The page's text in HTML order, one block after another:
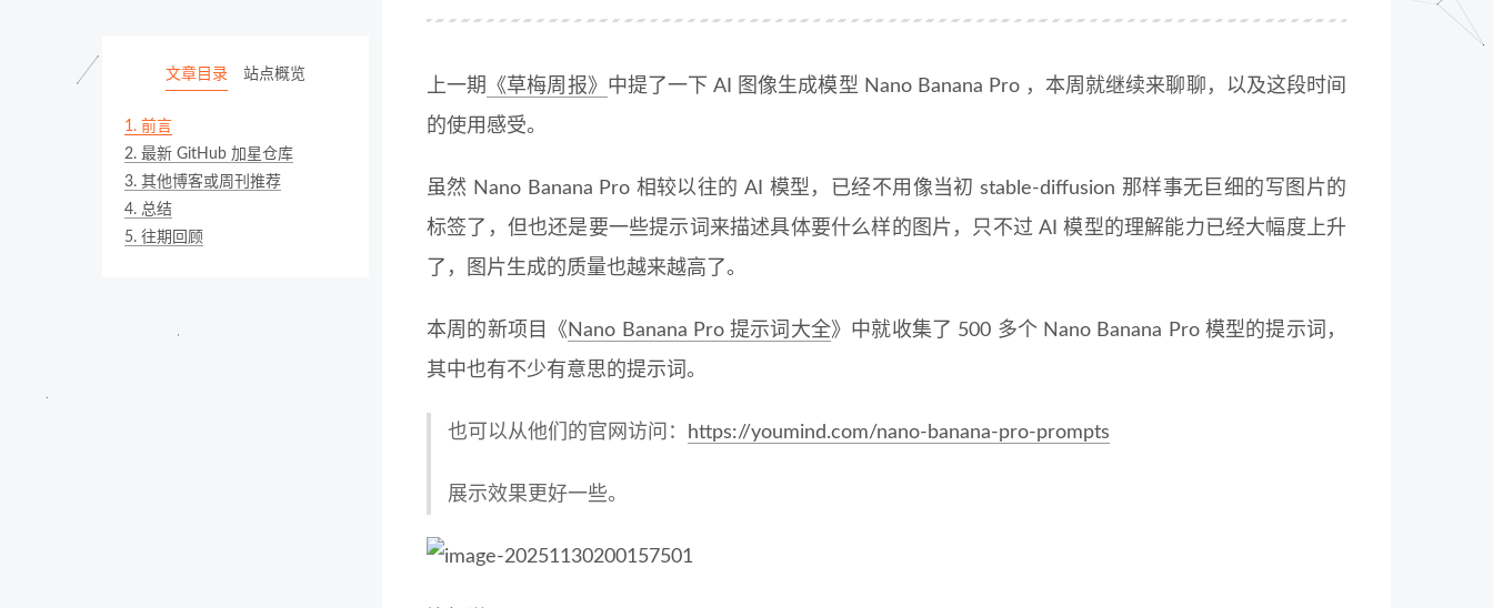
上一期 《草梅周报》 中提了一下 AI 图像生成模型 Nano Banana Pro ，本周就继续来聊聊，以及这段时间
的使用感受。
虽然 Nano Banana Pro 相较以往的 AI 模型，已经不用像当初 stable-diffusion 那样事无巨细的写图片的
标签了，但也还是要一些提示词来描述具体要什么样的图片，只不过 AI 模型的理解能力已经大幅度上升
了，图片生成的质量也越来越高了。
本周的新项目《 Nano Banana Pro 提示词大全》中就收集了 500 多个 Nano Banana Pro 模型的提示词，
其中也有不少有意思的提示词。
也可以从他们的官网访问： https://youmind.com/nano-banana-pro-prompts
展示效果更好一些。
文章目录 站点概览
1. 前言
2. 最新 GitHub 加星仓库
3. 其他博客或周刊推荐
4. 总结
5. 往期回顾